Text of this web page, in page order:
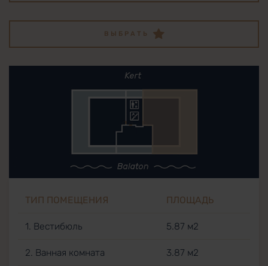
ВЫБРАТЬ
ТИП ПОМЕЩЕНИЯ ПЛОЩАДЬ
1. Вестибюль 5.87 м2
2. Ванная комната 3.87 м2